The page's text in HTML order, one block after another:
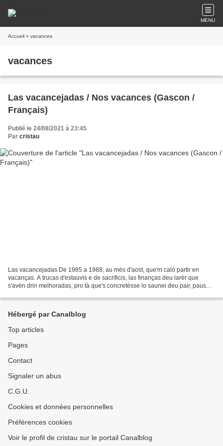
MENU
Accueil » vacances
vacances
Las vacancejadas / Nos vacances (Gascon /
Français)
Publié le 24/08/2021 à 23:45
Par cristau
Las vacancejadas De 1985 a 1988, au més d'aost, que'm caló partir en
vacanças. A trucas d'estauvis e de sacrificis, las finanças deu larèr que
s'avèn drin melhoradas, pro tà que's concretèsse lo saunei deu pair, pausà's
Hébergé par Canalblog
Top articles
Pages
Contact
Signaler un abus
C.G.U.
Cookies et données personnelles
Préférences cookies
Voir le profil de cristau sur le portail Canalblog